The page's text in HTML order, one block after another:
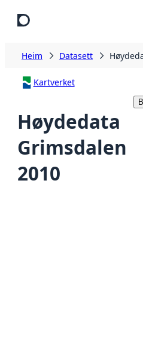
Heim Datasett
Kartverket
Høydedata
Grimsdalen
2010